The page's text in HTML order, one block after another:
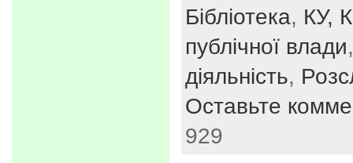
Бібліотека, КУ,
публічної влади
діяльність,
Оставьте
929